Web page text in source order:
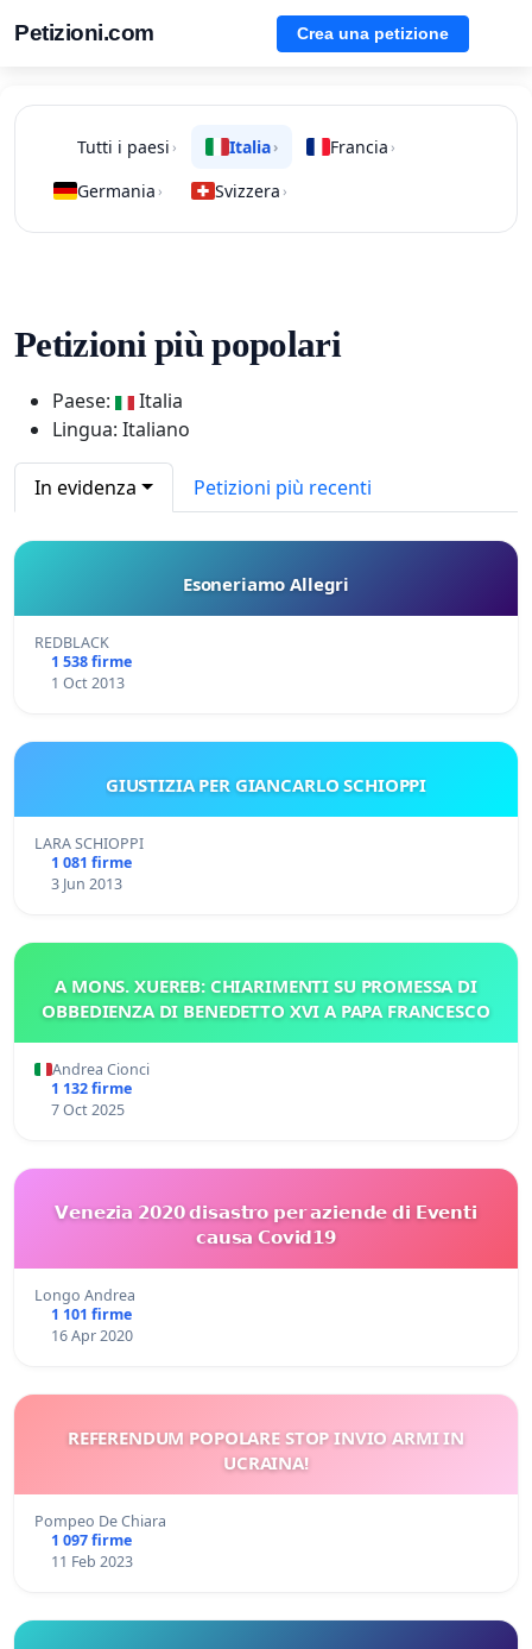
Petizioni.com Crea una petizione
Tutti i paesi › Italia› Francia ›
Germania › Svizzera ›
Petizioni più popolari
Paese:
Italia
Lingua: Italiano
In evidenza Petizioni più recenti
Esoneriamo Allegri
REDBLACK
1 538 firme
1 Oct 2013
GIUSTIZIA PER GIANCARLO SCHIOPPI
LARA SCHIOPPI
1 081 firme
3 Jun 2013
A MONS. XUEREB: CHIARIMENTI SU PROMESSA DI
OBBEDIENZA DI BENEDETTO XVI A PAPA FRANCESCO
Andrea Cionci
1 132 firme
7 Oct 2025
𝗩𝗲𝗻𝗲𝘇𝗶𝗮 𝟮𝟬𝟮𝟬 𝗱𝗶𝘀𝗮𝘀𝘁𝗿𝗼 𝗽𝗲𝗿 𝗮𝘇𝗶𝗲𝗻𝗱𝗲 𝗱𝗶 𝗘𝘃𝗲𝗻𝘁𝗶
𝗰𝗮𝘂𝘀𝗮 𝗖𝗼𝘃𝗶𝗱𝟭𝟵
Longo Andrea
1 101 firme
16 Apr 2020
REFERENDUM POPOLARE STOP INVIO ARMI IN
UCRAINA!
Pompeo De Chiara
1 097 firme
11 Feb 2023